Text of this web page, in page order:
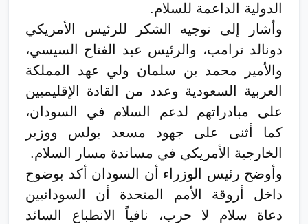
الدولية الداعمة للسلام.
وأشار إلى توجيه الشكر للرئيس الأمريكي
دونالد ترامب، والرئيس عبد الفتاح السيسي،
والأمير محمد بن سلمان ولي عهد المملكة
العربية السعودية وعدد من القادة الإقليميين
على مبادراتهم لدعم السلام في السودان،
كما أثنى على جهود مسعد بولس ووزير
الخارجية الأمريكي في مساندة مسار السلام.
وأوضح رئيس الوزراء أن السودان أكد بوضوح
داخل أروقة الأمم المتحدة أن السودانيين
دعاة سلام لا حرب، نافياً الانطباع السائد